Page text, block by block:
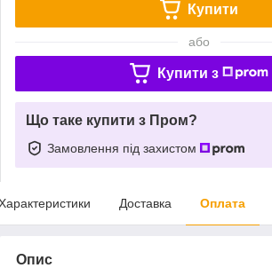
Купити
або
Купити з
Що таке купити з Пром?
Замовлення під захистом
Доставка Оплата
Опис